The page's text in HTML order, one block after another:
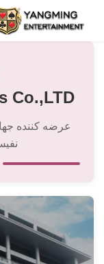
Co.,LTD
عرضه کننده